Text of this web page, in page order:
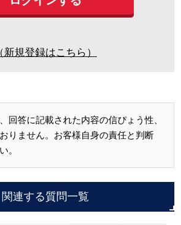
（新規登録はこちら）
回答に記載された内容の信ぴょう性、
りません。お客様自身の責任と判断
。
関連する質問一覧